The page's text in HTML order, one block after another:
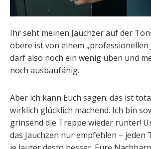
Ihr seht meinen Jauchzer auf der
obere ist von einem „professionellen
darf also noch ein wenig üben und
noch ausbaufähig.
Aber ich kann Euch sagen: das ist
wirklich glücklich machend. Ich bin
grinsend die Treppe wieder runter!
das Jauchzen nur empfehlen – jeden